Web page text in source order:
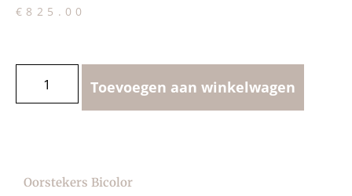
€ 825.00
Toevoegen aan winkelwagen
Oorstekers Bicolor